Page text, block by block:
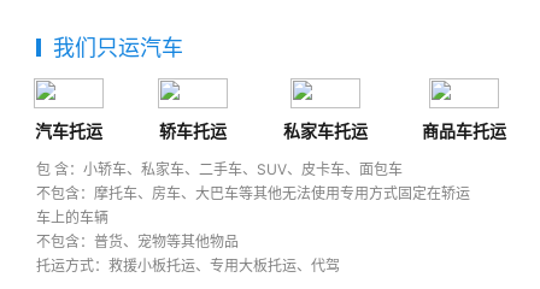
我们只运汽车
汽车托运 轿车托运 私家车托运 商品车托运
包 含：小轿车、私家车、二手车、SUV、皮卡车、面包车
不包含：摩托车、房车、大巴车等其他无法使用专用方式固定在轿运
车上的车辆
不包含：普货、宠物等其他物品
托运方式：救援小板托运、专用大板托运、代驾